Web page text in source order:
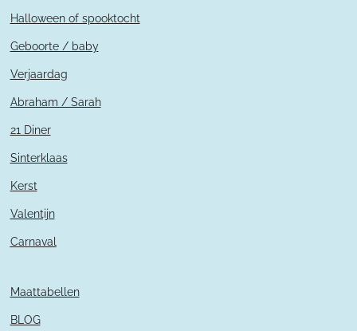
Halloween of spooktocht
Geboorte / baby
Verjaardag
Abraham / Sarah
21 Diner
Sinterklaas
Kerst
Valentijn
Carnaval
Maattabellen
BLOG